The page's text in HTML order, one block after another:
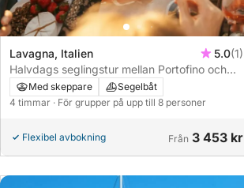
Lavagna, Italien 5.0(1)
Halvdags seglingstur mellan Portofino och
Santa Margherita med aperitif och
vinprovning
Med skeppare
Segelbåt
4 timmar · För grupper på upp till 8 personer
Flexibel avbokning Från 3 453 kr